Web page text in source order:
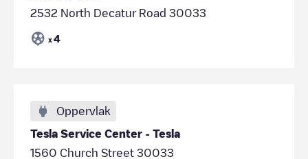
2532 North Decatur Road 30033
x 4
Oppervlak
Tesla Service Center - Tesla
1560 Church Street 30033